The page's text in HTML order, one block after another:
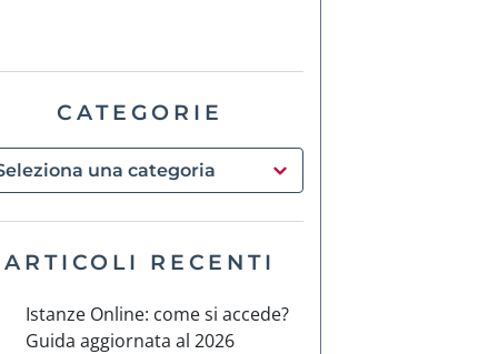
CATEGORIE
ARTICOLI RECENTI
Istanze Online: come si accede?
Guida aggiornata al 2026